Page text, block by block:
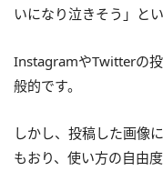
いになり泣きそう」と
InstagramやTwitterの
般的です。
しかし、投稿した画像
もおり、使い方の自由